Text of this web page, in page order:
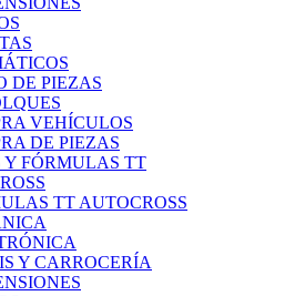
DE PIEZAS
VEHÍCULOS
DE PIEZAS
Y FÓRMULAS TT
TT AUTOCROSS
Y CARROCERÍA